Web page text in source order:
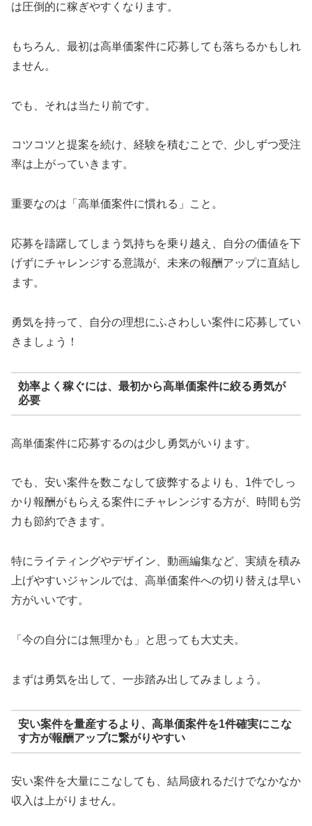
は圧倒的に稼ぎやすくなります。
もちろん、最初は高単価案件に応募しても落ちるかもしれ
ません。
でも、それは当たり前です。
コツコツと提案を続け、経験を積むことで、少しずつ受注
率は上がっていきます。
重要なのは「高単価案件に慣れる」こと。
応募を躊躇してしまう気持ちを乗り越え、自分の価値を下
げずにチャレンジする意識が、未来の報酬アップに直結し
ます。
勇気を持って、自分の理想にふさわしい案件に応募してい
きましょう！
効率よく稼ぐには、最初から高単価案件に絞る勇気が
必要
高単価案件に応募するのは少し勇気がいります。
でも、安い案件を数こなして疲弊するよりも、1件でしっ
かり報酬がもらえる案件にチャレンジする方が、時間も労
力も節約できます。
特にライティングやデザイン、動画編集など、実績を積み
上げやすいジャンルでは、高単価案件への切り替えは早い
方がいいです。
「今の自分には無理かも」と思っても大丈夫。
まずは勇気を出して、一歩踏み出してみましょう。
安い案件を量産するより、高単価案件を1件確実にこな
す方が報酬アップに繋がりやすい
安い案件を大量にこなしても、結局疲れるだけでなかなか
収入は上がりません。